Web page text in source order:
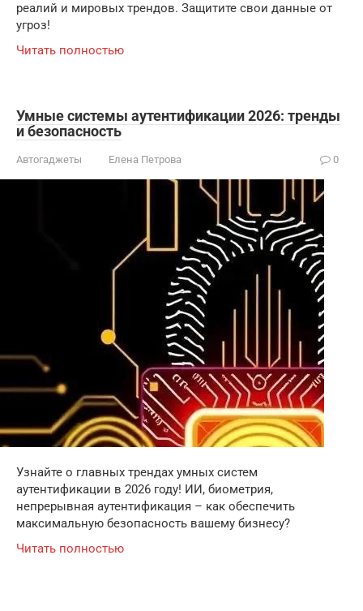
реалий и мировых трендов. Защитите свои данные от
угроз!
Читать полностью
Умные системы аутентификации 2026: тренды
и безопасность
Автогаджеты Елена Петрова 0
Узнайте о главных трендах умных систем
аутентификации в 2026 году! ИИ, биометрия,
непрерывная аутентификация – как обеспечить
максимальную безопасность вашему бизнесу?
Читать полностью